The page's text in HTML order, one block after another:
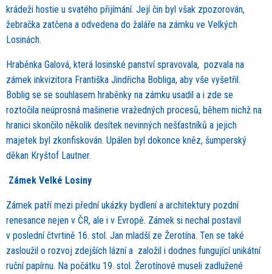
krádeži hostie u svatého přijímání. Její čin byl však zpozorován,
žebračka zatčena a odvedena do žaláře na zámku ve Velkých
Losinách.
Hraběnka Galová, která losinské panství spravovala, pozvala na
zámek inkvizitora Františka Jindřicha Bobliga, aby vše vyšetřil.
Boblig se se souhlasem hraběnky na zámku usadil a i zde se
roztočila neúprosná mašinerie vražedných procesů, během nichž na
hranici skončilo několik desítek nevinných nešťastníků a jejich
majetek byl zkonfiskován. Upálen byl dokonce kněz, šumperský
děkan Kryštof Lautner.
Zámek Velké Losiny
Zámek patří mezi přední ukázky bydlení a architektury pozdní
renesance nejen v ČR, ale i v Evropě. Zámek si nechal postavil
v poslední čtvrtině 16. stol. Jan mladší ze Žerotína. Ten se také
zasloužil o rozvoj zdejších lázní a založil i dodnes fungující unikátní
ruční papírnu. Na počátku 19. stol. Žerotínové museli zadlužené